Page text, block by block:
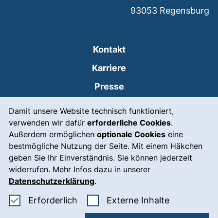
Damit unsere Website technisch funktioniert,
verwenden wir dafür erforderliche Cookies.
Außerdem ermöglichen optionale Cookies eine
bestmögliche Nutzung der Seite. Mit einem Häkchen
geben Sie Ihr Einverständnis. Sie können jederzeit
widerrufen. Mehr Infos dazu in unserer
Datenschutzerklärung.
Erforderlich Erforderliche Cookies akzeptieren
Externe Inhalte: Externe
Kontakt
Karriere
Presse
Leichte Sprache
Gebärdensprache
Notfall(externer Link, öffnet
Impressum
Barrierefreiheit
Datenschutz
93053 Regensburg